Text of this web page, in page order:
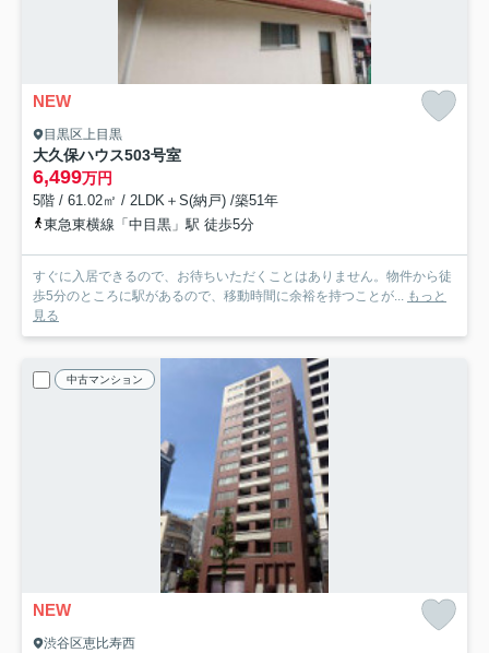
NEW
目黒区上目黒
大久保ハウス503号室
6,499万円
5階 / 61.02㎡ / 2LDK＋S(納戸) /築51年
東急東横線「中目黒」駅 徒歩5分
すぐに入居できるので、お待ちいただくことはありません。物件から徒
歩5分のところに駅があるので、移動時間に余裕を持つことが... もっと
見る
中古マンション
NEW
渋谷区恵比寿西